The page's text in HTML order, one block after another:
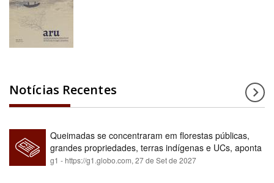
Notícias Recentes
Queimadas se concentraram em florestas públicas,
grandes propriedades, terras indígenas e UCs, aponta
relatório
g1 - https://g1.globo.com, 27 de Set de 2027